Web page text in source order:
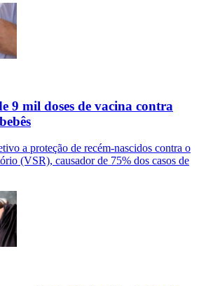
9 mil doses de vacina contra
a proteção de recém-nascidos contra o
(VSR), causador de 75% dos casos de